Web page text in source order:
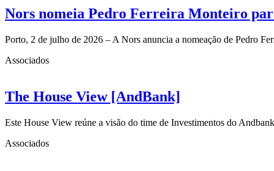
Nors nomeia Pedro Ferreira Monteiro
Porto, 2 de julho de 2026 – A Nors anuncia a nomeação de Pedro
Associados
The House View [AndBank]
Este House View reúne a visão do time de Investimentos do
Associados